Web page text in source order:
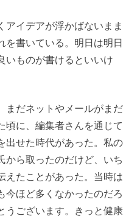
アイデアが浮かばないまま
を書いている。明日は明日
いものが書けるといいけ
まだネットやメールがまだ
頃に、編集者さんを通じて
出せた時代があった。私の
から取ったのだけど、いち
えたことがあった。当時は
今ほど多くなかったのだろ
うございます。きっと健康